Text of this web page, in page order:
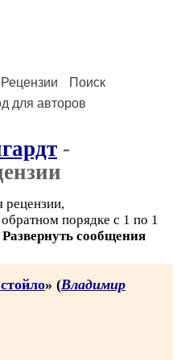
Рецензии
Поиск
для авторов
-
рецензии,
порядке с 1 по 1
Развернуть сообщения
» (Владимир